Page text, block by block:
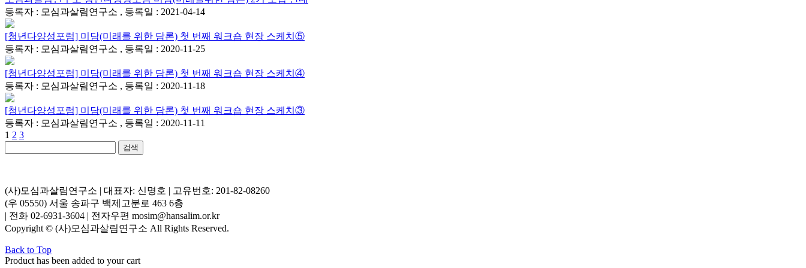
등록자 : 모심과살림연구소 , 등록일 : 2021-04-14
[청년다양성포럼] 미담(미래를 위한 담론) 첫 번째 워크숍 현장 스케치⑤
등록자 : 모심과살림연구소 , 등록일 : 2020-11-25
[청년다양성포럼] 미담(미래를 위한 담론) 첫 번째 워크숍 현장 스케치④
등록자 : 모심과살림연구소 , 등록일 : 2020-11-18
[청년다양성포럼] 미담(미래를 위한 담론) 첫 번째 워크숍 현장 스케치③
등록자 : 모심과살림연구소 , 등록일 : 2020-11-11
1 2 3
검색
(사)모심과살림연구소 | 대표자: 신명호 | 고유번호: 201-82-08260
(우 05550) 서울 송파구 백제고분로 463 6층
| 전화 02-6931-3604 | 전자우편 mosim@hansalim.or.kr
Copyright © (사)모심과살림연구소 All Rights Reserved.
Back to Top
Product has been added to your cart